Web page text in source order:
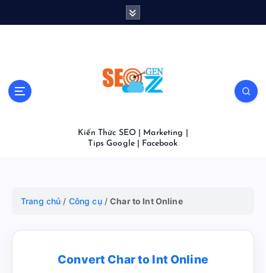
Kiến Thức SEO | Marketing |
Tips Google | Facebook
Trang chủ / Công cụ/Char to Int Online
Convert Char to Int Online